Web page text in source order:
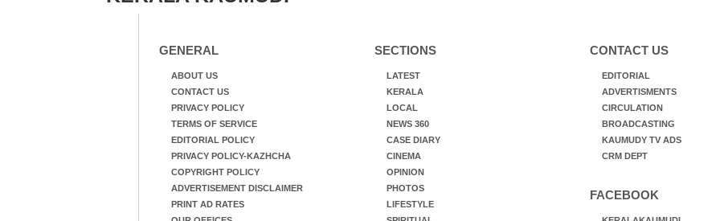
GENERAL
ABOUT US
CONTACT US
PRIVACY POLICY
TERMS OF SERVICE
EDITORIAL POLICY
PRIVACY POLICY-KAZHCHA
COPYRIGHT POLICY
ADVERTISEMENT DISCLAIMER
PRINT AD RATES
SECTIONS
LATEST
KERALA
LOCAL
NEWS 360
CASE DIARY
CINEMA
OPINION
PHOTOS
LIFESTYLE
CONTACT US
EDITORIAL
ADVERTISMENTS
CIRCULATION
BROADCASTING
KAUMUDY TV ADS
CRM DEPT
FACEBOOK